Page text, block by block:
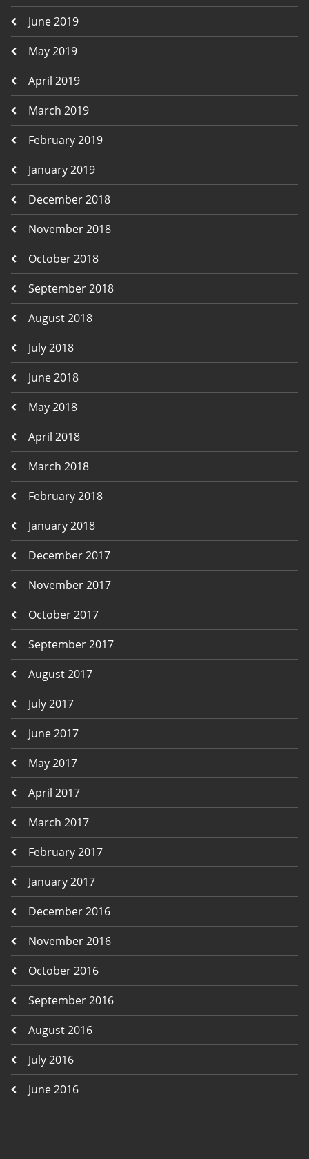
June 2019
May 2019
April 2019
March 2019
February 2019
January 2019
December 2018
November 2018
October 2018
September 2018
August 2018
July 2018
June 2018
May 2018
April 2018
March 2018
February 2018
January 2018
December 2017
November 2017
October 2017
September 2017
August 2017
July 2017
June 2017
May 2017
April 2017
March 2017
February 2017
January 2017
December 2016
November 2016
October 2016
September 2016
August 2016
July 2016
June 2016